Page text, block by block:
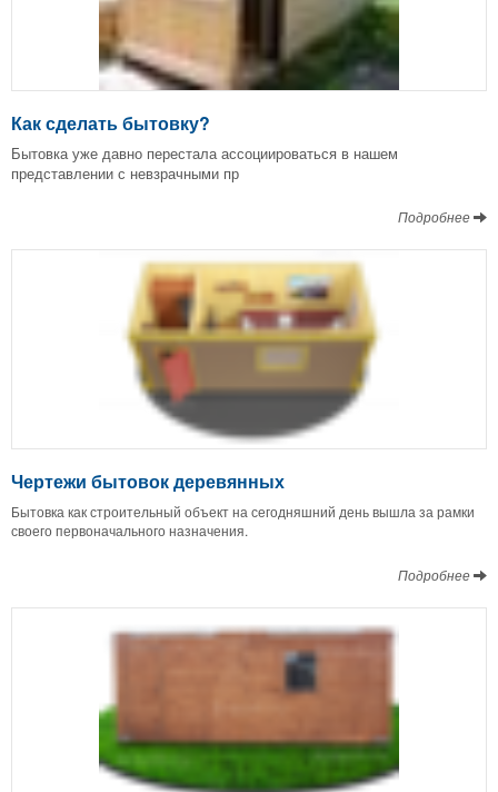
Как сделать бытовку?
Бытовка уже давно перестала ассоциироваться в нашем
представлении с невзрачными пр
Подробнее
Чертежи бытовок деревянных
Бытовка как строительный объект на сегодняшний день вышла за рамки
своего первоначального назначения.
Подробнее